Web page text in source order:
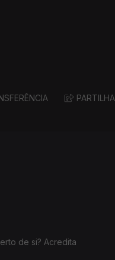
PARTILHA
de si? Acredita